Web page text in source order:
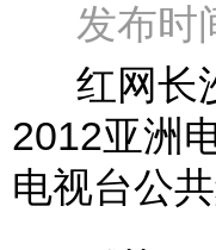
发布时
红网长沙
2012亚洲
电视台公